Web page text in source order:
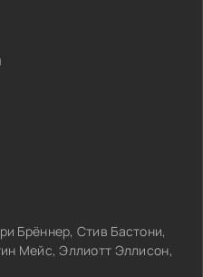
Брённер, Стив Бастони,
Мейс, Эллиотт Эллисон,